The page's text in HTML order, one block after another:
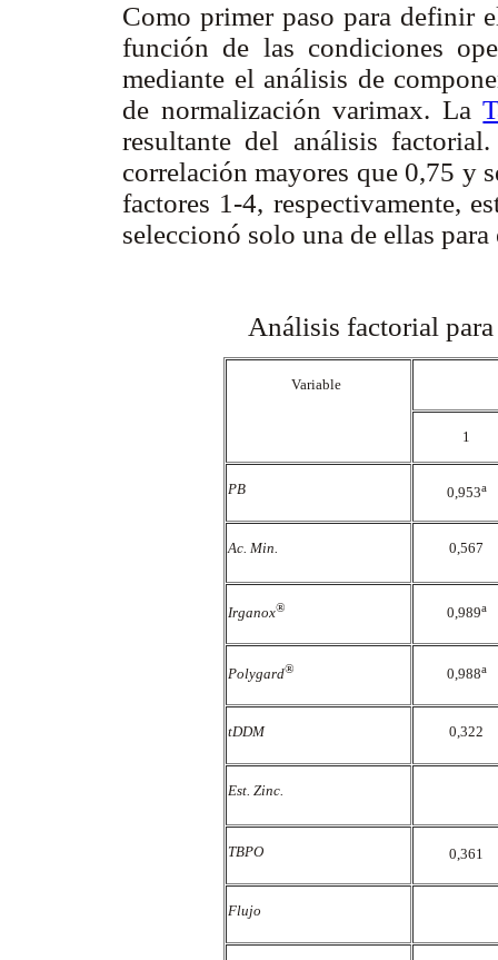
Como primer paso para definir
función de las condiciones
mediante el análisis de
de normalización varimax. La
resultante del análisis
correlación mayores que 0,75 y
factores 1-4, respectivamente,
seleccionó solo una de ellas
Análisis factorial
Variable
1
PB 0,953a
Ac. Min. 0,567
Irganox® 0,989a
Polygard® 0,988a
tDDM 0,322
Est. Zinc.
TBPO 0,361
Flujo